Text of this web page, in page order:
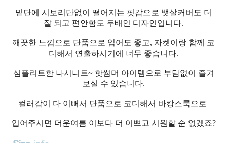
밑단에 시보리단없이 떨어지는 핏감으로 뱃살커버도 더
잘 되고 편안함도 두배인 디자인입니다.
깨끗한 느낌으로 단품으로 입어도 좋고, 자켓이랑 함께 코
디해서 연출하시기에 너무 좋습니다.
심플리트한 나시니트~ 핫썸머 아이템으로 부담없이 즐겨
보실 수 있습니다.
컬러감이 다 이뻐서 단품으로 코디해서 바캉스룩으로
입어주시면 더운여름 이보다 더 이쁘고 시원할 순 없겠죠?